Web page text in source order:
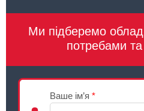
Ми підберемо
потребами
Ваше ім’я *